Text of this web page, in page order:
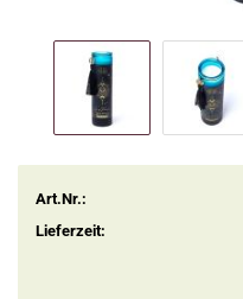
Art.Nr.:
Lieferzeit: